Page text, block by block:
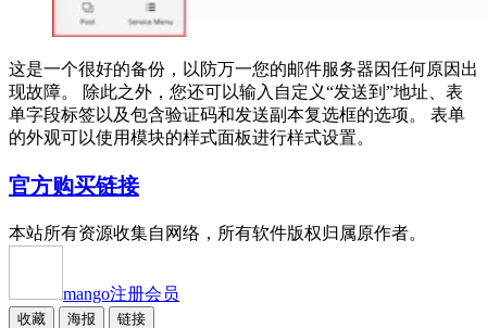
这是一个很好的备份，以防万一您的邮件服务器因任何原因出
现故障。 除此之外，您还可以输入自定义“发送到”地址、表
单字段标签以及包含验证码和发送副本复选框的选项。 表单
的外观可以使用模块的样式面板进行样式设置。
官方购买链接
本站所有资源收集自网络，所有软件版权归属原作者。
mango注册会员
收藏 海报 链接